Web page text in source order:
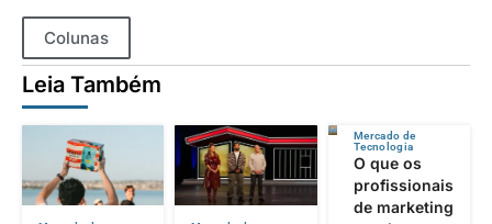
Colunas
Leia Também
Mercado de
Tecnologia
O que os
profissionais
de marketing